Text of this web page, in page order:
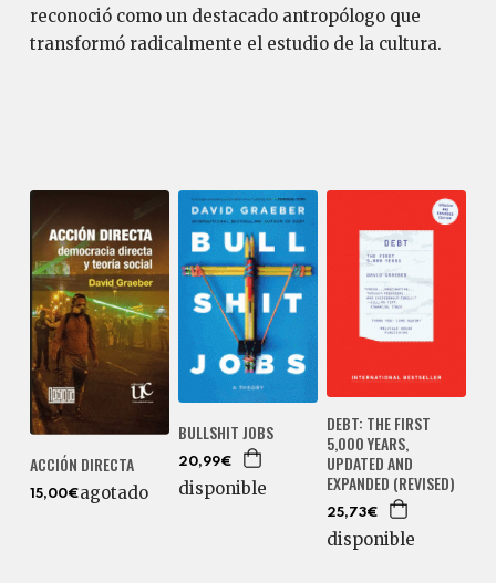
reconoció como un destacado antropólogo que
transformó radicalmente el estudio de la cultura.
ACCIÓN DIRECTA
15,00€agotado
BULLSHIT JOBS
20,99€
disponible
DEBT: THE FIRST
5,000 YEARS,
UPDATED AND
EXPANDED (REVISED)
25,73€
disponible